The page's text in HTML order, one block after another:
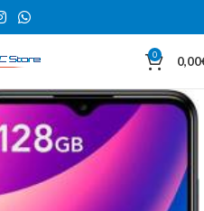
0 0,00